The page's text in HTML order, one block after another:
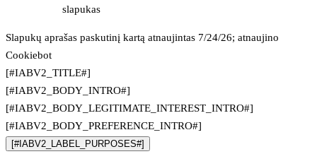
slapukas
Slapukų aprašas paskutinį kartą atnaujintas 7/24/26; atnaujino
Cookiebot
[#IABV2_TITLE#]
[#IABV2_BODY_INTRO#]
[#IABV2_BODY_LEGITIMATE_INTEREST_INTRO#]
[#IABV2_BODY_PREFERENCE_INTRO#]
[#IABV2_LABEL_PURPOSES#]